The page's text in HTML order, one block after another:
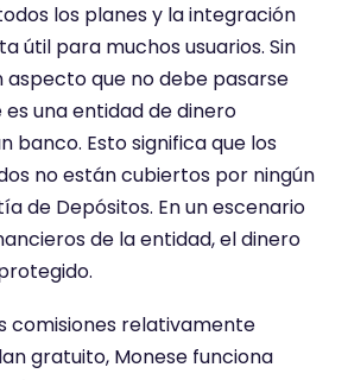
los planes y la integración
útil para muchos usuarios. Sin
aspecto que no debe pasarse
una entidad de dinero
banco. Esto significa que los
no están cubiertos por ningún
de Depósitos. En un escenario
de la entidad, el dinero
comisiones relativamente
gratuito, Monese funciona